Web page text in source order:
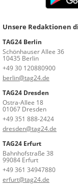
Unsere Redaktionen
TAG24 Berlin
Schönhauser Allee 36
10435 Berlin
+49 30 120880900
berlin@tag24.de
TAG24 Dresden
Ostra-Allee 18
01067 Dresden
+49 351 888-2424
dresden@tag24.de
TAG24 Erfurt
Bahnhofstraße 38
99084 Erfurt
+49 361 34947880
erfurt@tag24.de